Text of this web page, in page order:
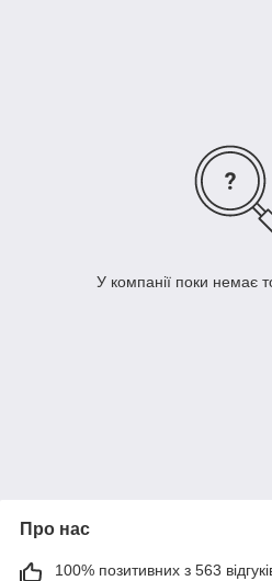
У компанії поки немає
Про нас
100% позитивних з 563